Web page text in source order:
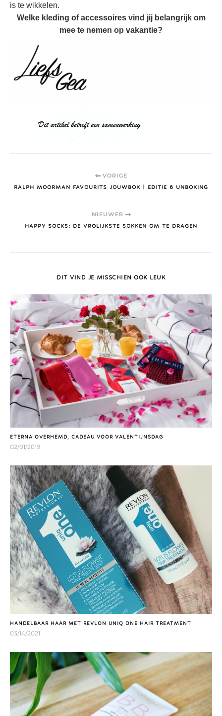
is te wikkelen.
Welke kleding of accessoires vind jij belangrijk om
mee te nemen op vakantie?
VORIGE
RALPH MOORMAN FAVOURITS JOUWBOX | EDITIE 6 UNBOXING
NIEUWER
HAPPY SOCKS: DE VROLIJKSTE SOKKEN OM TE DRAGEN
DIT VIND JE MISSCHIEN OOK LEUK
ETERNA OVERHEMD, CADEAU VOOR VALENTIJNSDAG
02/01/2019
HANDELBAAR HAAR MET REVLON UNIQ ONE HAIR TREATMENT
03/14/2021